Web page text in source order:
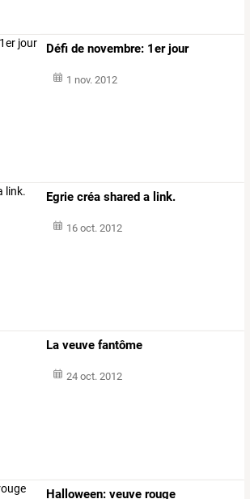
Défi de novembre: 1er jour
1 nov. 2012
Egrie créa shared a link.
16 oct. 2012
La veuve fantôme
24 oct. 2012
Halloween: veuve rouge